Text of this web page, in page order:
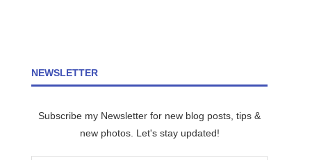
NEWSLETTER
Subscribe my Newsletter for new blog posts, tips &
new photos. Let's stay updated!